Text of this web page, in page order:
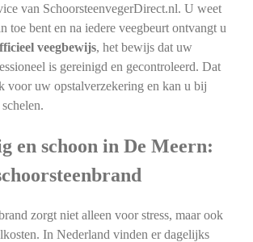
van SchoorsteenvegerDirect.nl. U weet
toe bent en na iedere veegbeurt ontvangt u
veegbewijs, het bewijs dat uw
is gereinigd en gecontroleerd. Dat
voor uw opstalverzekering en kan u bij
en schoon in De Meern:
zorgt niet alleen voor stress, maar ook
In Nederland vinden er dagelijks